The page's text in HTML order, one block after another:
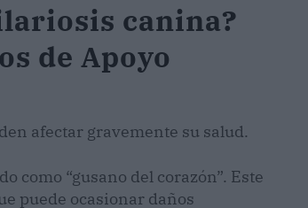
canina?
de Apoyo
afectar gravemente su salud.
como “gusano del corazón”. Este
puede ocasionar daños